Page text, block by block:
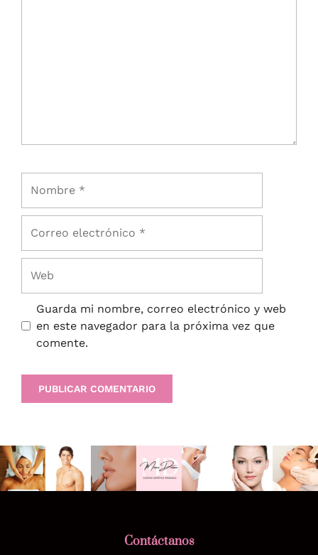
Guarda mi nombre, correo electrónico y web
en este navegador para la próxima vez que
comente.
Contáctanos